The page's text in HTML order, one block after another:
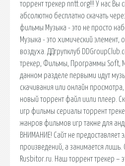
торрент трекер nntt.org!!! У нас Вы
абсолютно бесплатно скачать
фильмы Музыка - это не просто
Музыка - это химический элемент,
воздуха. ДДгрупклуб
трекер, Фильмы, Программы Soft,
данном разделе первыми идут
скачивания или онлайн
новый торрент файл иили плеер.
игр фильмы сериалы торрент
жанров фильмов игр также для
ВНИМАНИЕ! Сайт не предоставляет
произведений, а занимается лишь.
Rusbitor.ru. Наш торрент трекер –